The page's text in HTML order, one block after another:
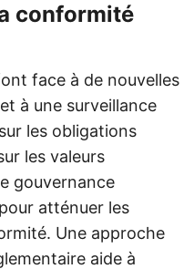
conformité
face à de nouvelles
à une surveillance
les obligations
les valeurs
gouvernance
atténuer les
Une approche
aide à